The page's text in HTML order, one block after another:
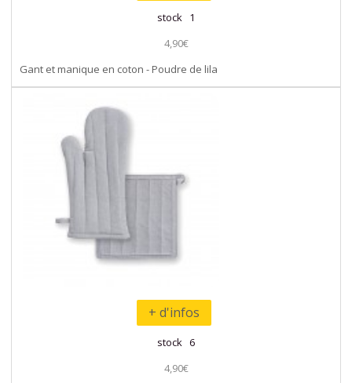
stock 1
4,90€
Gant et manique en coton - Poudre de lila
+ d'infos
stock 6
4,90€